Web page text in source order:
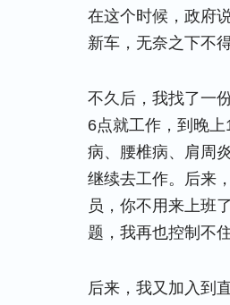
在这个时候，政府
新车，无奈之下不
不久后，我找了一
6点就工作，到晚
病、腰椎病、肩周
继续去工作。后来
员，你不用来上班
题，我再也控制不
后来，我又加入到